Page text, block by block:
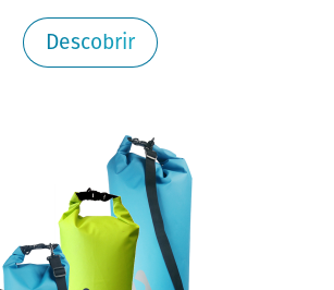
Descobrir